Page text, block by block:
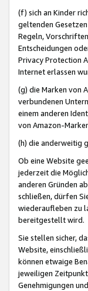
(f) sich an Kinder
geltenden
Regeln,
Entscheidungen
Privacy Protection
Internet erlassen
(g) die Marken von
verbundenen
einem anderen
von Amazon-
(h) die anderweitig
Ob eine Website
jederzeit die
anderen Gründen
schließen, dürfen
wiederaufleben zu
bereitgestellt wird.
Sie stellen sicher,
Website,
können etwaige
jeweiligen
Genehmigungen